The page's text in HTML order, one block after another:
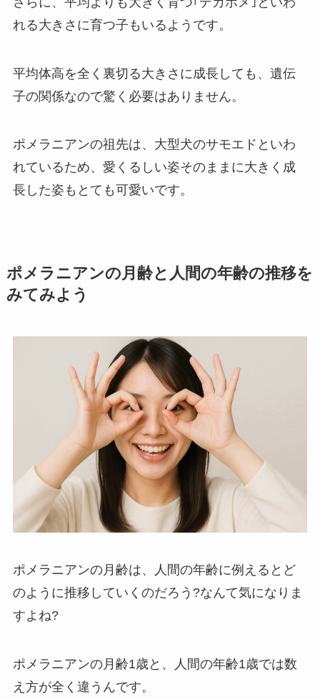
れる大きさに育つ子もいるようです。
平均体高を全く裏切る大きさに成長しても、遺伝
子の関係なので驚く必要はありません。
ポメラニアンの祖先は、大型犬のサモエドといわ
れているため、愛くるしい姿そのままに大きく成
長した姿もとても可愛いです。
ポメラニアンの月齢と人間の年齢の推移を
みてみよう
ポメラニアンの月齢は、人間の年齢に例えるとど
のように推移していくのだろう?なんて気になりま
すよね?
ポメラニアンの月齢1歳と、人間の年齢1歳では数
え方が全く違うんです。